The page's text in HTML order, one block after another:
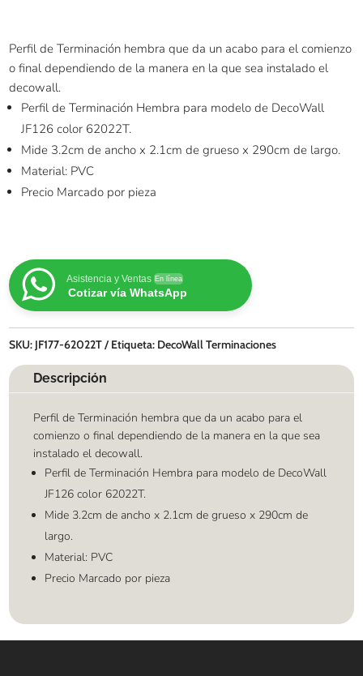
Perfil de Terminación hembra que da un acabo para el comienzo
o final dependiendo de la manera en la que sea instalado el
decowall.
Perfil de Terminación Hembra para modelo de DecoWall
JF126 color 62022T.
Mide 3.2cm de ancho x 2.1cm de grueso x 290cm de largo.
Material: PVC
Precio Marcado por pieza
Asistencia y Ventas En línea
Cotizar vía WhatsApp
SKU: JF177-62022T Etiqueta: DecoWall Terminaciones
Descripción
Perfil de Terminación hembra que da un acabo para el
comienzo o final dependiendo de la manera en la que sea
instalado el decowall.
Perfil de Terminación Hembra para modelo de DecoWall
JF126 color 62022T.
Mide 3.2cm de ancho x 2.1cm de grueso x 290cm de
largo.
Material: PVC
Precio Marcado por pieza